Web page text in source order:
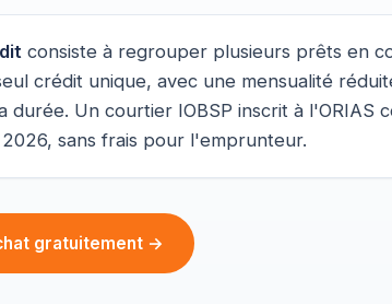
consiste à regrouper plusieurs prêts en
crédit unique, avec une mensualité
durée. Un courtier IOBSP inscrit à l'ORIAS
2026, sans frais pour l'emprunteur.
gratuitement →